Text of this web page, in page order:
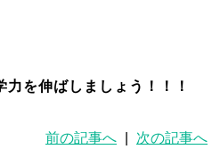
を伸ばしましょう！！！
前の記事へ 次の記事へ